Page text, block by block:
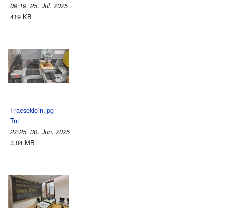
09:19, 25. Jul. 2025
419 KB
Fraeseklein.jpg
Tut
22:25, 30. Jun. 2025
3,04 MB